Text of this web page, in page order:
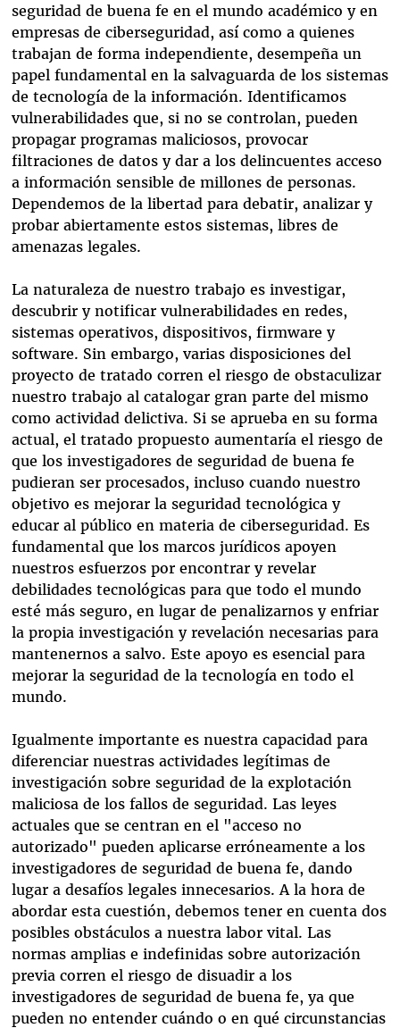
seguridad de buena fe en el mundo académico y en
empresas de ciberseguridad, así como a quienes
trabajan de forma independiente, desempeña un
papel fundamental en la salvaguarda de los sistemas
de tecnología de la información. Identificamos
vulnerabilidades que, si no se controlan, pueden
propagar programas maliciosos, provocar
filtraciones de datos y dar a los delincuentes acceso
a información sensible de millones de personas.
Dependemos de la libertad para debatir, analizar y
probar abiertamente estos sistemas, libres de
amenazas legales.
La naturaleza de nuestro trabajo es investigar,
descubrir y notificar vulnerabilidades en redes,
sistemas operativos, dispositivos, firmware y
software. Sin embargo, varias disposiciones del
proyecto de tratado corren el riesgo de obstaculizar
nuestro trabajo al catalogar gran parte del mismo
como actividad delictiva. Si se aprueba en su forma
actual, el tratado propuesto aumentaría el riesgo de
que los investigadores de seguridad de buena fe
pudieran ser procesados, incluso cuando nuestro
objetivo es mejorar la seguridad tecnológica y
educar al público en materia de ciberseguridad. Es
fundamental que los marcos jurídicos apoyen
nuestros esfuerzos por encontrar y revelar
debilidades tecnológicas para que todo el mundo
esté más seguro, en lugar de penalizarnos y enfriar
la propia investigación y revelación necesarias para
mantenernos a salvo. Este apoyo es esencial para
mejorar la seguridad de la tecnología en todo el
mundo.
Igualmente importante es nuestra capacidad para
diferenciar nuestras actividades legítimas de
investigación sobre seguridad de la explotación
maliciosa de los fallos de seguridad. Las leyes
actuales que se centran en el "acceso no
autorizado" pueden aplicarse erróneamente a los
investigadores de seguridad de buena fe, dando
lugar a desafíos legales innecesarios. A la hora de
abordar esta cuestión, debemos tener en cuenta dos
posibles obstáculos a nuestra labor vital. Las
normas amplias e indefinidas sobre autorización
previa corren el riesgo de disuadir a los
investigadores de seguridad de buena fe, ya que
pueden no entender cuándo o en qué circunstancias